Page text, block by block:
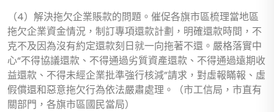
（4）解決拖欠企業賬款的問題。催促各旗市區梳理當地區
拖欠企業資金情況，制訂專項還款計劃，明確還款時間，不
克不及因為沒有約定還款刻日就一向拖著不還。嚴格落實中
心“不得協議還款、不得通過劣質資產還款、不得通過遠期收
益還款、不得未經企業批準強行核減”請求，對虛報瞞報、虛
假償還和惡意拖欠行為依法嚴肅處理。（市工信局，市直有
關部門，各旗市區國民當局）